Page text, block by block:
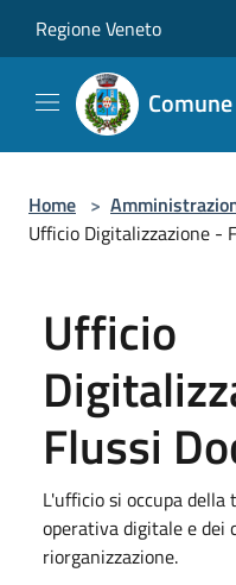
Regione Veneto
Home >
Ufficio Digitalizzazione -
Ufficio
Flussi
L'ufficio si occupa
operativa digitale e dei
riorganizzazione.